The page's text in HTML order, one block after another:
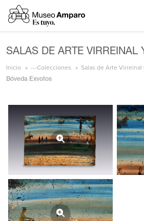
SALAS DE ARTE VIRREINAL
Inicio ---Colecciones Salas de Arte Virreinal
Bóveda Exvotos